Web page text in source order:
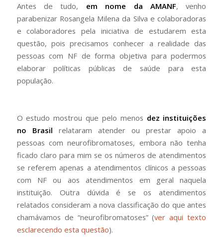
Antes de tudo, em nome da AMANF, venho
parabenizar Rosangela Milena da Silva e colaboradoras
e colaboradores pela iniciativa de estudarem esta
questão, pois precisamos conhecer a realidade das
pessoas com NF de forma objetiva para podermos
elaborar políticas públicas de saúde para esta
população.
O estudo mostrou que pelo menos dez instituições
no Brasil relataram atender ou prestar apoio a
pessoas com neurofibromatoses, embora não tenha
ficado claro para mim se os números de atendimentos
se referem apenas a atendimentos clínicos a pessoas
com NF ou aos atendimentos em geral naquela
instituição. Outra dúvida é se os atendimentos
relatados consideram a nova classificação do que antes
chamávamos de “neurofibromatoses” (ver aqui texto
esclarecendo esta questão).